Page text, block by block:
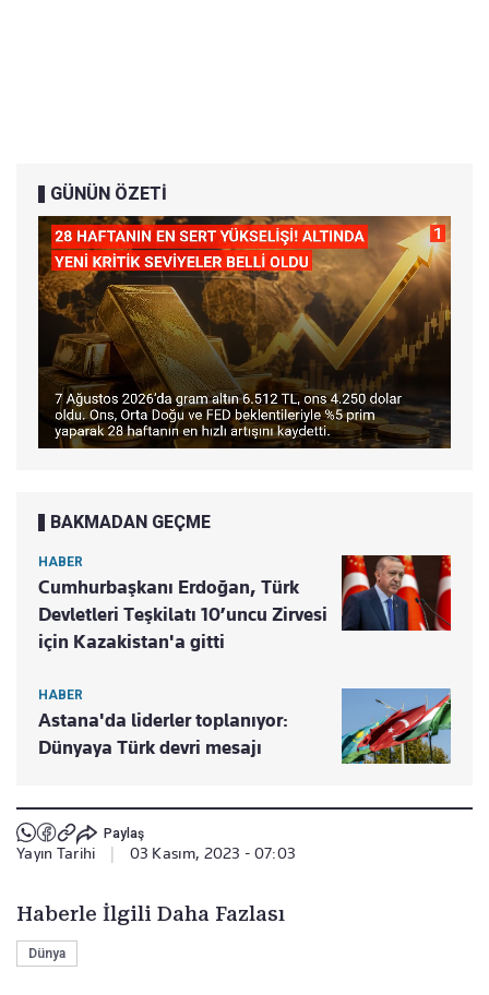
GÜNÜN ÖZETİ
BAKMADAN GEÇME
HABER
Cumhurbaşkanı Erdoğan, Türk
Devletleri Teşkilatı 10’uncu Zirvesi
için Kazakistan'a gitti
HABER
Astana'da liderler toplanıyor:
Dünyaya Türk devri mesajı
Paylaş
Yayın Tarihi 03 Kasım, 2023 - 07:03
Haberle İlgili Daha Fazlası
Dünya